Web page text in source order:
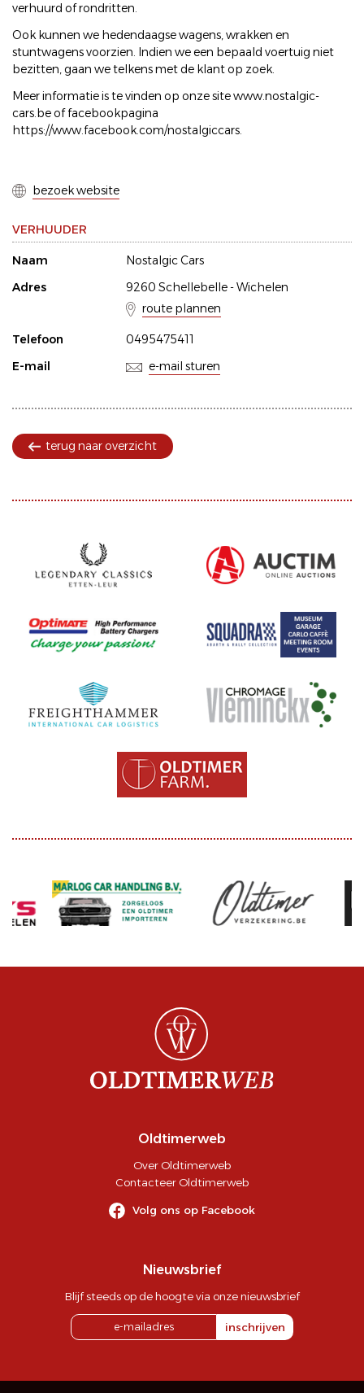
verhuurd of rondritten.
Ook kunnen we hedendaagse wagens, wrakken en
stuntwagens voorzien. Indien we een bepaald voertuig niet
bezitten, gaan we telkens met de klant op zoek.
Meer informatie is te vinden op onze site www.nostalgic-
cars.be of facebookpagina
https://www.facebook.com/nostalgiccars.
bezoek website
VERHUUDER
Naam
Nostalgic Cars
Adres
9260 Schellebelle - Wichelen
route plannen
Telefoon
0495475411
E-mail
e-mail sturen
terug naar overzicht
Oldtimerweb
Over Oldtimerweb
Contacteer Oldtimerweb
Volg ons op Facebook
Nieuwsbrief
Blijf steeds op de hoogte via onze nieuwsbrief
inschrijven